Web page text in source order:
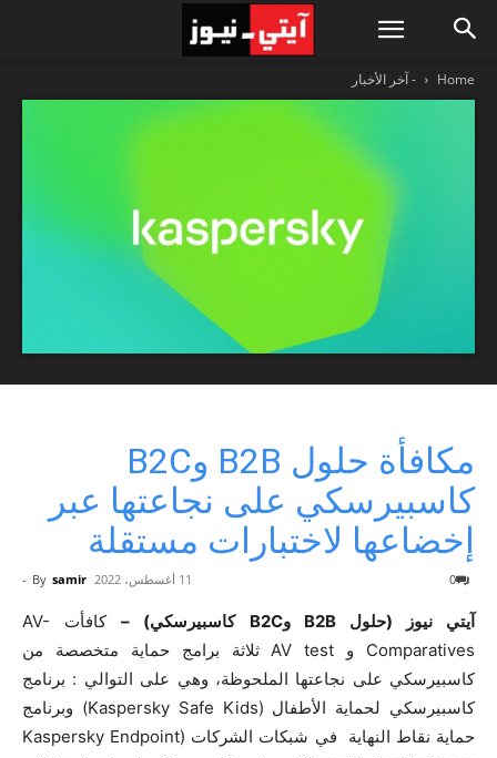
Home - آخر الأخبار
مكافأة حلول B2B وB2C
كاسبيرسكي على نجاعتها عبر
إخضاعها لاختبارات مستقلة
By samir
- 11 أغسطس، 2022 0
آيتي نيوز (حلول B2B وB2C كاسبيرسكي) –
كافأت AV-
Comparatives و AV test ثلاثة برامج حماية متخصصة من
كاسبيرسكي على نجاعتها الملحوظة، وهي على التوالي : برنامج
كاسبيرسكي لحماية الأطفال (Kaspersky Safe Kids) وبرنامج
حماية نقاط النهاية في شبكات الشركات (Kaspersky Endpoint